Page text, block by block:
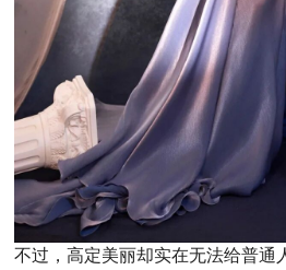
不过，高定美丽却实在无法给普通